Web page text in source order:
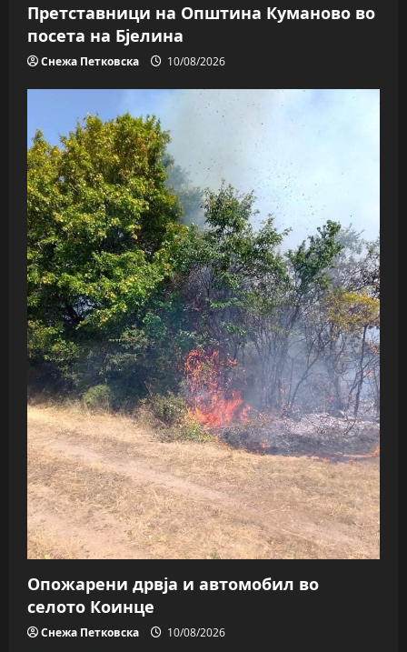
Претставници на Општина Куманово во
посета на Бјелина
Снежа Петковска 10/08/2026
Опожарени дрвја и автомобил во
селото Коинце
Снежа Петковска 10/08/2026